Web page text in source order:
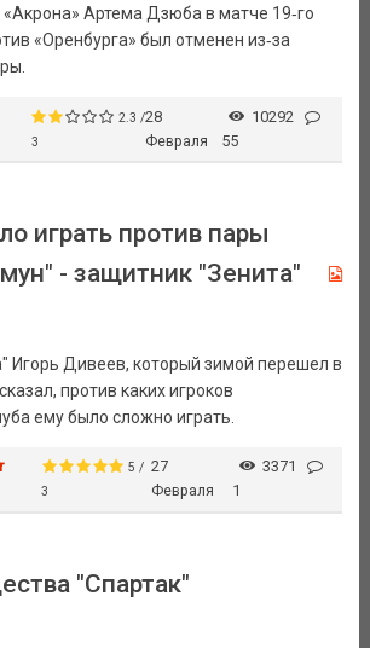
Артема Дзюба в матче 19‑го
«Оренбурга» был отменен из‑за
2.3 /
3
28
Февраля
10292
55
играть против пары
- защитник "Зенита"
Игорь Дивеев, который зимой перешел в
против каких игроков
ему было сложно играть.
5 /
3
27
Февраля
3371
1
"Спартак"